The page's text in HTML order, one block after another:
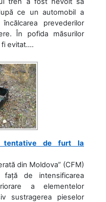
ce un automobil a
prevederilor
În pofida măsurilor
evitat....
tentative de furt la
din Moldova” (CFM)
față de intensificarea
a elementelor
sustragerea pieselor